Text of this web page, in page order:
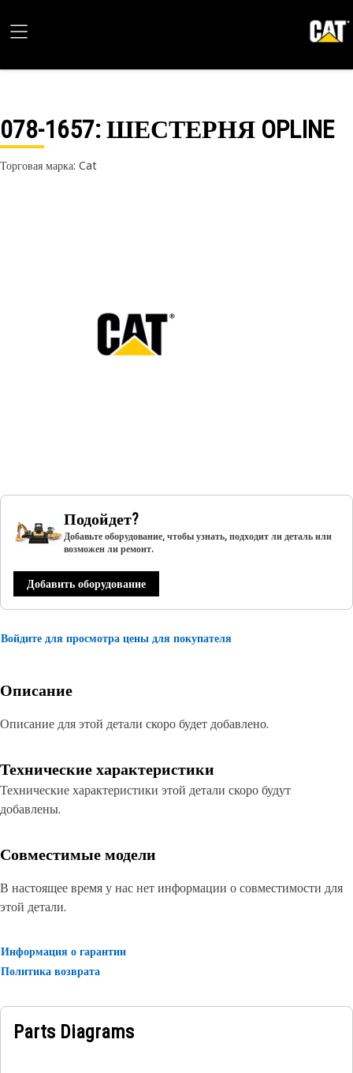
078-1657: ШЕСТЕРНЯ OPLINE
Торговая марка: Cat
Подойдет?
Добавьте оборудование, чтобы узнать, подходит ли деталь или
возможен ли ремонт.
Добавить оборудование
Войдите для просмотра цены для покупателя
Описание
Описание для этой детали скоро будет добавлено.
Технические характеристики
Технические характеристики этой детали скоро будут
добавлены.
Совместимые модели
В настоящее время у нас нет информации о совместимости для
этой детали.
Информация о гарантии
Политика возврата
Parts Diagrams